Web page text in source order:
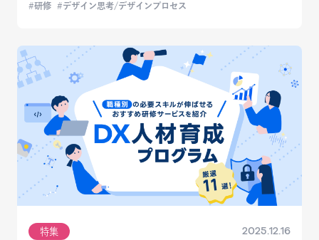
研修 デザイン思考/デザインプロセス
特集 2025.12.16